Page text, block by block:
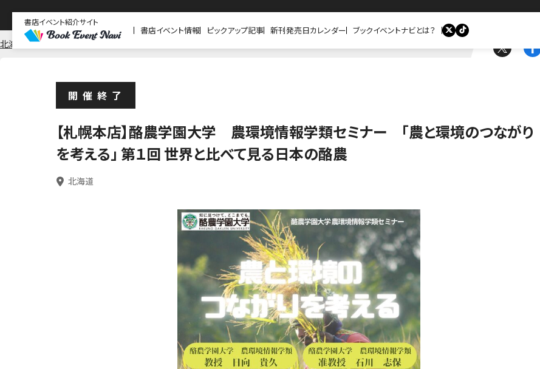
書店イベント紹介サイト
書店イベント情報 ピックアップ記事 新刊発売日カレンダー ブックイベントナビとは？
北海道 紀伊國屋書店 札幌本店
開催終了
【札幌本店】酪農学園大学 農環境情報学類セミナー 「農と環境のつながり
を考える」 第１回 世界と比べて見る日本の酪農
北海道